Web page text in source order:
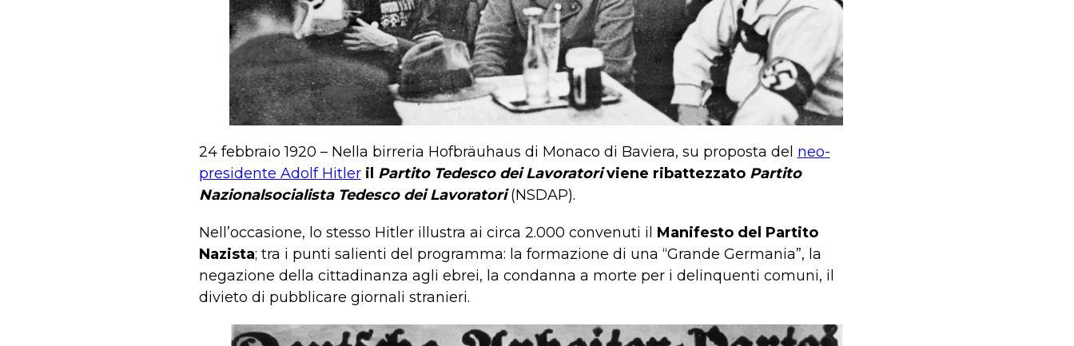
24 febbraio 1920 – Nella birreria Hofbräuhaus di Monaco di Baviera, su proposta del neo-
presidente Adolf Hitler il Partito Tedesco dei Lavoratoriviene ribattezzato Partito
Nazionalsocialista Tedesco dei Lavoratori(NSDAP).
Nell’occasione, lo stesso Hitler illustra ai circa 2.000 convenuti il Manifesto del Partito
Nazista; tra i punti salienti del programma: la formazione di una “Grande Germania”, la
negazione della cittadinanza agli ebrei, la condanna a morte per i delinquenti comuni, il
divieto di pubblicare giornali stranieri.